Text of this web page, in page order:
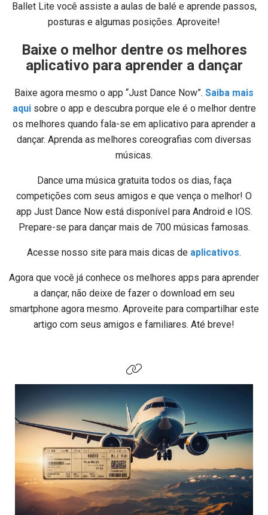
Ballet Lite você assiste a aulas de balé e aprende passos,
posturas e algumas posições. Aproveite!
Baixe o melhor dentre os melhores
aplicativo para aprender a dançar
Baixe agora mesmo o app “Just Dance Now”. Saiba mais
aquisobre o app e descubra porque ele é o melhor dentre
os melhores quando fala-se em aplicativo para aprender a
dançar. Aprenda as melhores coreografias com diversas
músicas.
Dance uma música gratuita todos os dias, faça
competições com seus amigos e que vença o melhor! O
app Just Dance Now está disponível para Android e IOS.
Prepare-se para dançar mais de 700 músicas famosas.
Acesse nosso site para mais dicas de aplicativos.
Agora que você já conhece os melhores apps para aprender
a dançar, não deixe de fazer o download em seu
smartphone agora mesmo. Aproveite para compartilhar este
artigo com seus amigos e familiares. Até breve!